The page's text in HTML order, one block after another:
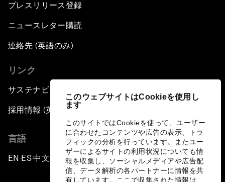
このウェブサイトはCookieを使用し
ます
このサイトではCookieを使って、ユーザー
に合わせたコンテンツや広告の表示、トラ
フィックの分析を行っています。またユー
ザーによるサイトの利用状況についても情
報を収集し、ソーシャルメディアや広告配
信、データ解析の各パートナーに情報を共
有しています。ここで収集された情報は、
プレスリリース登録
ニュースレター購読
連絡先 (英語のみ)
リンク
サステナビリティへの取り組み
採用情報 (英語のみ)
言語
EN ▪ ES▪中文▪ 日本語